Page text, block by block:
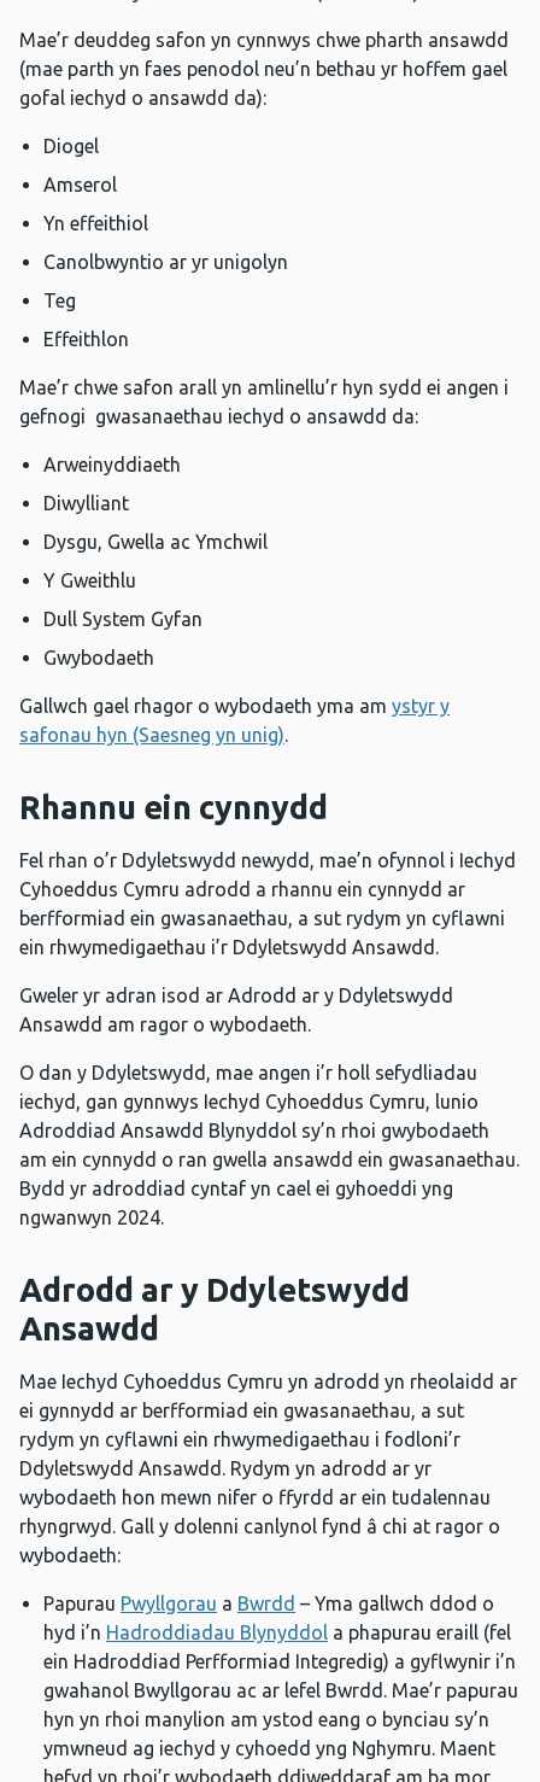
Mae’r deuddeg safon yn cynnwys chwe pharth ansawdd
(mae parth yn faes penodol neu’n bethau yr hoffem gael
gofal iechyd o ansawdd da):
Diogel
Amserol
Yn effeithiol
Canolbwyntio ar yr unigolyn
Teg
Effeithlon
Mae’r chwe safon arall yn amlinellu’r hyn sydd ei angen i
gefnogi gwasanaethau iechyd o ansawdd da:
Arweinyddiaeth
Diwylliant
Dysgu, Gwella ac Ymchwil
Y Gweithlu
Dull System Gyfan
Gwybodaeth
Gallwch gael rhagor o wybodaeth yma am ystyr y
safonau hyn (Saesneg yn unig).
Rhannu ein cynnydd
Fel rhan o’r Ddyletswydd newydd, mae’n ofynnol i Iechyd
Cyhoeddus Cymru adrodd a rhannu ein cynnydd ar
berfformiad ein gwasanaethau, a sut rydym yn cyflawni
ein rhwymedigaethau i’r Ddyletswydd Ansawdd.
Gweler yr adran isod ar Adrodd ar y Ddyletswydd
Ansawdd am ragor o wybodaeth.
O dan y Ddyletswydd, mae angen i’r holl sefydliadau
iechyd, gan gynnwys Iechyd Cyhoeddus Cymru, lunio
Adroddiad Ansawdd Blynyddol sy’n rhoi gwybodaeth
am ein cynnydd o ran gwella ansawdd ein gwasanaethau.
Bydd yr adroddiad cyntaf yn cael ei gyhoeddi yng
ngwanwyn 2024.
Adrodd ar y Ddyletswydd
Ansawdd
Mae Iechyd Cyhoeddus Cymru yn adrodd yn rheolaidd ar
ei gynnydd ar berfformiad ein gwasanaethau, a sut
rydym yn cyflawni ein rhwymedigaethau i fodloni’r
Ddyletswydd Ansawdd. Rydym yn adrodd ar yr
wybodaeth hon mewn nifer o ffyrdd ar ein tudalennau
rhyngrwyd. Gall y dolenni canlynol fynd â chi at ragor o
wybodaeth:
Papurau Pwyllgorau a Bwrdd – Yma gallwch ddod o
hyd i’n Hadroddiadau Blynyddol a phapurau eraill (fel
ein Hadroddiad Perfformiad Integredig) a gyflwynir i’n
gwahanol Bwyllgorau ac ar lefel Bwrdd. Mae’r papurau
hyn yn rhoi manylion am ystod eang o bynciau sy’n
ymwneud ag iechyd y cyhoedd yng Nghymru. Maent
hefyd yn rhoi’r wybodaeth ddiweddaraf am ba mor